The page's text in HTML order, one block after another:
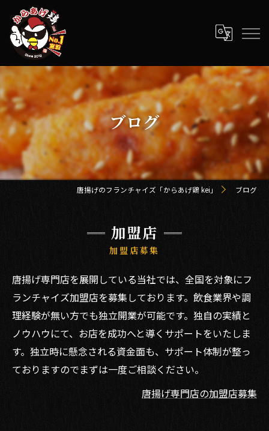
ブログ
唐揚げのフランチャイズ「からあげ鶏 kei」 ブログ
加盟店
加盟店募集
唐揚げ専門店を展開している当社では、全国を対象にフ
ランチャイズ加盟店を募集しております。飲食業界や調
理経験が無い方でも独立開業が可能です。独自の実績と
ノウハウにて、お店を成功へと導くサポートをいたしま
す。独立時に懸念される資金面も、サポート体制が整っ
ておりますのでまずは一度ご相談ください。
唐揚げ専門店の加盟店募集